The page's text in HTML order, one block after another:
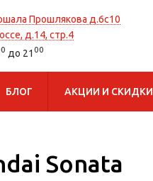
Прошлякова д.6с10
д.14, стр.4
до 21 00
БЛОГ АКЦИИ И СКИДКИ
Sonata